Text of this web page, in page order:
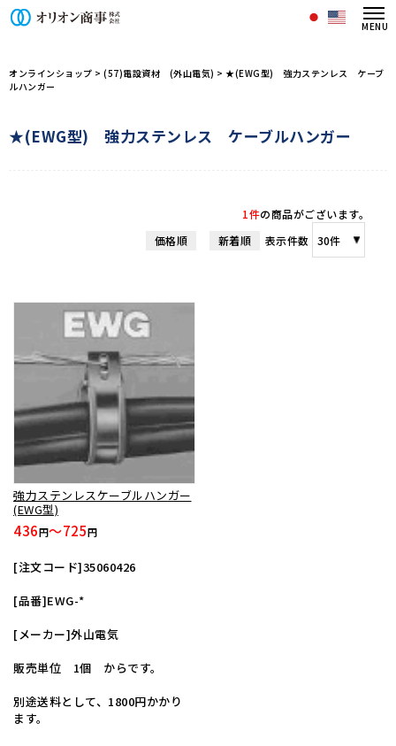
オリオン商事株式会社/商品一覧ペー
オンラインショップ > (57)電設資材 (外山電気) > ★(EWG型) 強力ステンレス ケーブ
ルハンガー
★(EWG型) 強力ステンレス ケーブルハンガー
1件の商品がございます。
価格順
新着順 表示件数
強力ステンレスケーブルハンガー
(EWG型)
436円～725円
[注文コード]35060426
[品番]EWG-*
[メーカー]外山電気
販売単位 1個 からです。
別途送料として、1800円かかり
ます。